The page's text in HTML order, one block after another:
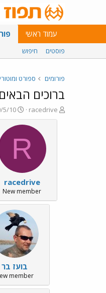
עמוד ראשי
פוסטים חיפוש
פורומים ספורט
ברוכים
פ
ו
racedrive
פ
ו
ר
א
ר
ך
5/10
R
racedrive
New member
בועז בר
member